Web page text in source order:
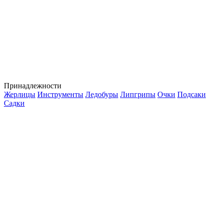
Принадлежности
Жерлицы Инструменты Ледобуры Липгрипы Очки Подсаки
Садки